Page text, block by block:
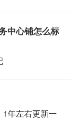
中心铺怎么标
年左右更新一